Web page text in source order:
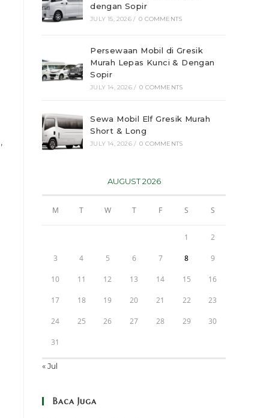
dengan Sopir
JULY 15, 2026 / 0 COMMENTS
Persewaan Mobil di Gresik
Murah Lepas Kunci & Dengan
Sopir
JULY 14, 2026 / 0 COMMENTS
Sewa Mobil Elf Gresik Murah
Short & Long
JULY 14, 2026 / 0 COMMENTS
AUGUST 2026
M T W T F S S
1 2
3 4 5 6 7 8 9
10 11 12 13 14 15 16
17 18 19 20 21 22 23
24 25 26 27 28 29 30
31
« Jul
Baca Juga